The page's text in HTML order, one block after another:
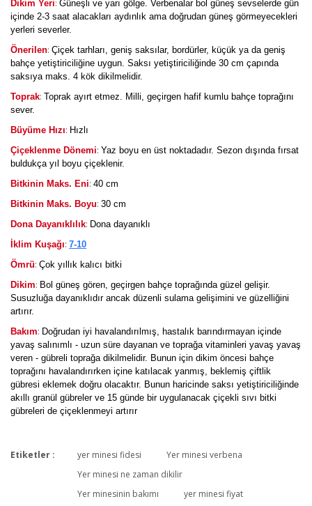
Dikim Yeri: Güneşli ve yarı gölge. Verbenalar bol güneş sevselerde gün
içinde 2-3 saat alacakları aydınlık ama doğrudan güneş görmeyecekleri
yerleri severler.
Önerilen: Çiçek tarhları, geniş saksılar, bordürler, küçük ya da geniş
bahçe yetiştiriciliğine uygun. Saksı yetiştiriciliğinde 30 cm çapında
saksıya maks. 4 kök dikilmelidir.
Toprak: Toprak ayırt etmez. Milli, geçirgen hafif kumlu bahçe toprağını
sever.
Büyüme Hızı: Hızlı
Çiçeklenme Dönemi: Yaz boyu en üst noktadadır. Sezon dışında fırsat
buldukça yıl boyu çiçeklenir.
Bitkinin Maks. Eni: 40 cm
Bitkinin Maks. Boyu: 30 cm
Dona Dayanıklılık: Dona dayanıklı
İklim Kuşağı: 7-10
Ömrü: Çok yıllık kalıcı bitki
Dikim: Bol güneş gören, geçirgen bahçe toprağında güzel gelişir.
Susuzluğa dayanıklıdır ancak düzenli sulama gelişimini ve güzelliğini
artırır.
Bakım: Doğrudan iyi havalandırılmış, hastalık barındırmayan içinde
yavaş salınımlı - uzun süre dayanan ve toprağa vitaminleri yavaş yavaş
veren - gübreli toprağa dikilmelidir. Bunun için dikim öncesi bahçe
toprağını havalandırırken içine katılacak yanmış, beklemiş çiftlik
gübresi eklemek doğru olacaktır. Bunun haricinde saksı yetiştiriciliğinde
akıllı granül gübreler ve 15 günde bir uygulanacak çiçekli sıvı bitki
gübreleri de çiçeklenmeyi artırır
Bu ürüne ilk yorumu siz yapın!
Etiketler : yer minesi fidesi
Yer minesi verbena
Yer minesi ne zaman dikilir
Yer minesinin bakımı
yer minesi fiyat